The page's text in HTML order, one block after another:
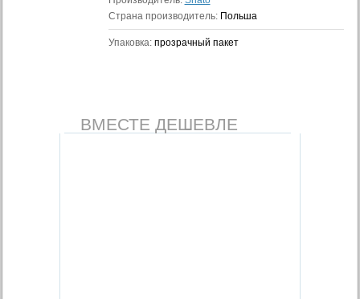
Страна производитель: Польша
Упаковка: прозрачный пакет
ВМЕСТЕ ДЕШЕВЛЕ